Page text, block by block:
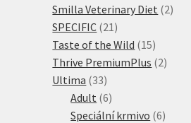
Smilla Veterinary Diet 22
SPECIFIC 21 21
produktů
Taste of the Wild 1515
produktů
Thrive PremiumPlus 22
Ultima 3333
produktů
Adult 66
produktů
Speciální krmivo 66